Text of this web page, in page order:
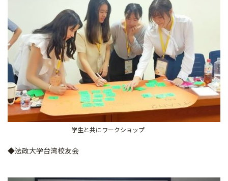
学生と共にワークショップ
◆法政大学台湾校友会